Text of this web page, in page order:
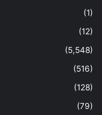
(1)
(12)
(5,548)
(516)
(128)
(79)